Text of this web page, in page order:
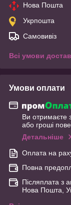
Нова Пошта
Укрпошта
Самовивіз
Всі умови
Умови оплати
Ви отримаєте
або гроші
Детальніше
Оплата на
Повна
Післяплата з
Нова Пошта,